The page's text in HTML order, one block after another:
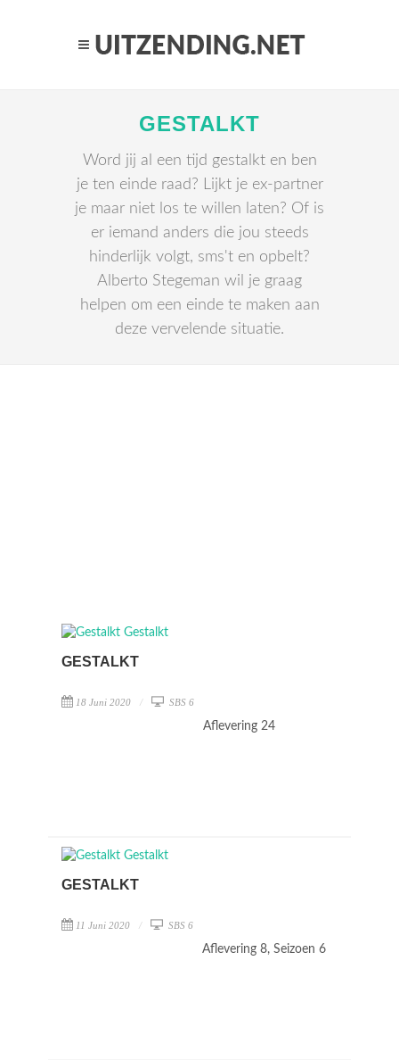
GESTALKT
Word jij al een tijd gestalkt en ben
je ten einde raad? Lijkt je ex-partner
je maar niet los te willen laten? Of is
er iemand anders die jou steeds
hinderlijk volgt, sms't en opbelt?
Alberto Stegeman wil je graag
helpen om een einde te maken aan
deze vervelende situatie.
GESTALKT
18 Juni 2020 SBS 6
Aflevering 24
GESTALKT
11 Juni 2020 SBS 6
Aflevering 8, Seizoen 6